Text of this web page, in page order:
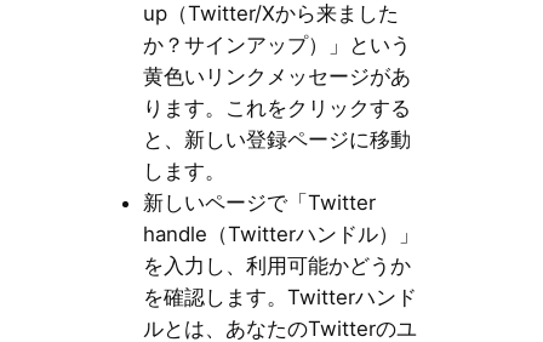
up（Twitter/Xから来ました
か？サインアップ）」という
黄色いリンクメッセージがあ
ります。これをクリックする
と、新しい登録ページに移動
します。
新しいページで「Twitter
handle（Twitterハンドル）」
を入力し、利用可能かどうか
を確認します。Twitterハンド
ルとは、あなたのTwitterのユ